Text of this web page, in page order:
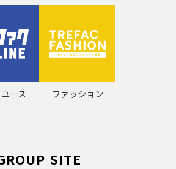
ース ファッション
SITE